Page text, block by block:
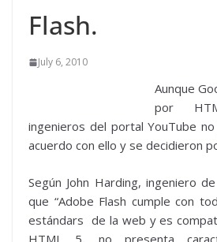
Flash.
July 6, 2010
Aunque
por
ingenieros del portal YouTube
acuerdo con ello y se decidieron
Según John Harding, ingeniero
que “Adobe Flash cumple con
estándars de la web y es
HTML 5, no presenta